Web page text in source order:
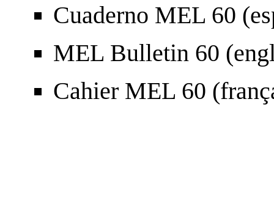
Cuaderno MEL 60
MEL Bulletin 60
Cahier MEL 60